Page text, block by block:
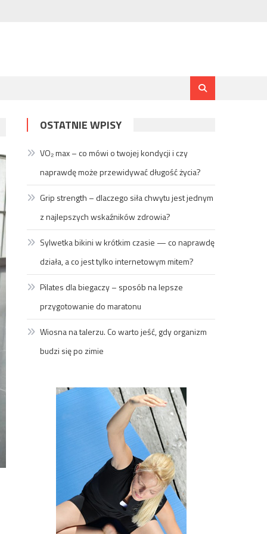
OSTATNIE WPISY
VO₂ max – co mówi o twojej kondycji i czy
naprawdę może przewidywać długość życia?
Grip strength – dlaczego siła chwytu jest jednym
z najlepszych wskaźników zdrowia?
Sylwetka bikini w krótkim czasie — co naprawdę
działa, a co jest tylko internetowym mitem?
Pilates dla biegaczy – sposób na lepsze
przygotowanie do maratonu
Wiosna na talerzu. Co warto jeść, gdy organizm
budzi się po zimie